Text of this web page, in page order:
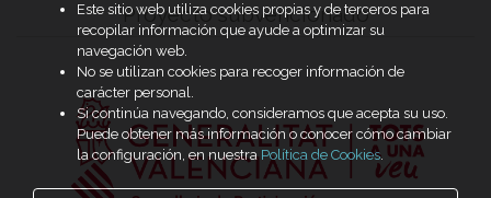
Proyecto subvencionado
Este sitio web utiliza cookies propias y de terceros para
recopilar información que ayude a optimizar su
navegación web.
No se utilizan cookies para recoger información de
carácter personal.
Si continúa navegando, consideramos que acepta su uso.
Puede obtener más información o conocer cómo cambiar
la configuración, en nuestra Política de Cookies.